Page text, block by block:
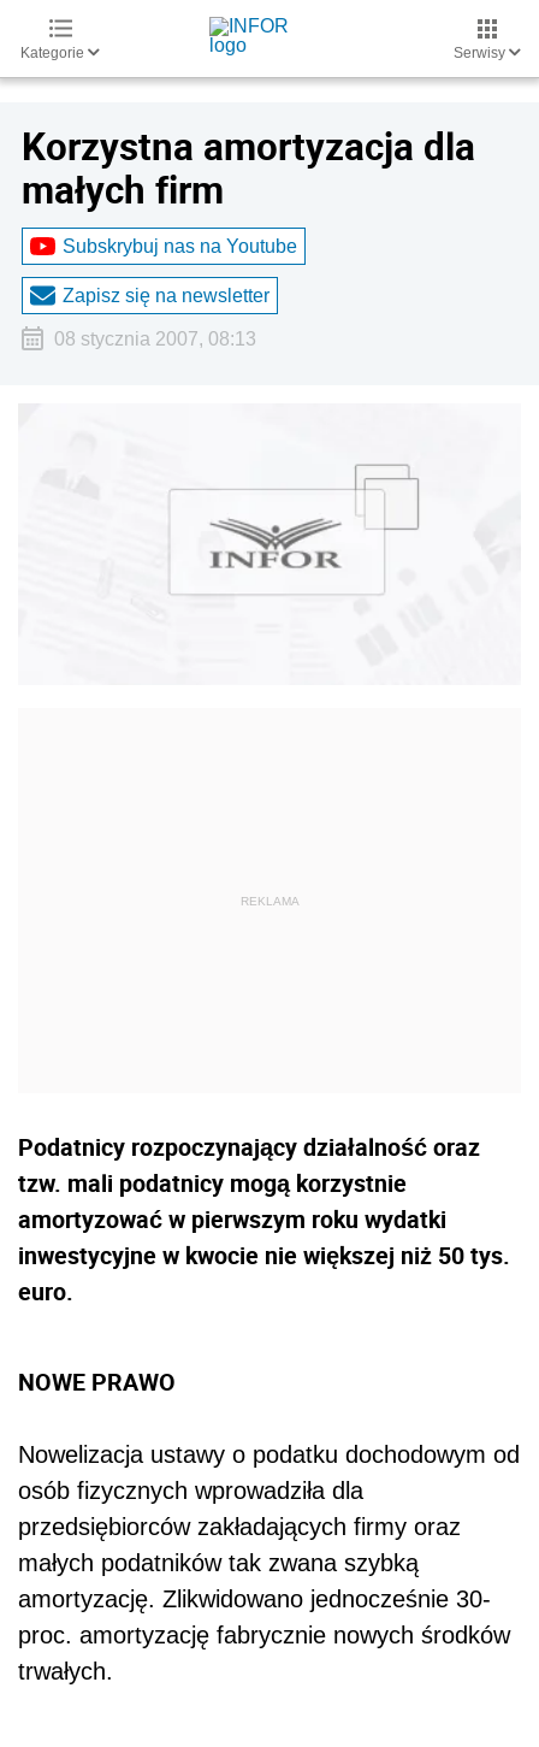
Kategorie Serwisy
Korzystna amortyzacja dla
małych firm
Subskrybuj nas na Youtube
Zapisz się na newsletter
08 stycznia 2007, 08:13
Podatnicy rozpoczynający działalność oraz
tzw. mali podatnicy mogą korzystnie
amortyzować w pierwszym roku wydatki
inwestycyjne w kwocie nie większej niż 50 tys.
euro.
NOWE PRAWO
Nowelizacja ustawy o podatku dochodowym od
osób fizycznych wprowadziła dla
przedsiębiorców zakładających firmy oraz
małych podatników tak zwana szybką
amortyzację. Zlikwidowano jednocześnie 30-
proc. amortyzację fabrycznie nowych środków
trwałych.